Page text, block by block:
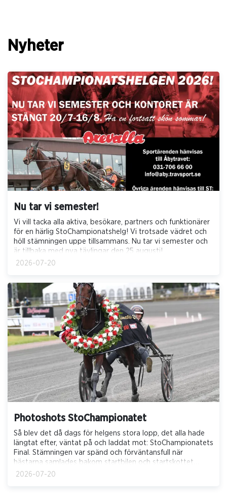
Nyheter
Nu tar vi semester!
Vi vill tacka alla aktiva, besökare, partners och funktionärer
för en härlig StoChampionatshelg! Vi trotsade vädret och
höll stämningen uppe tillsammans. Nu tar vi semester och
är tillbaka med nya tävlingar den 25 augusti!
2026-07-20
Photoshots StoChampionatet
Så blev det då dags för helgens stora lopp, det alla hade
längtat efter, väntat på och laddat mot: StoChampionatets
Final. Stämningen var spänd och förväntansfull när
hästarna samlades bakom startbilen och startskottet
äntligen gick. Till slut blev det Pure Athena - Carl Johan
2026-07-20